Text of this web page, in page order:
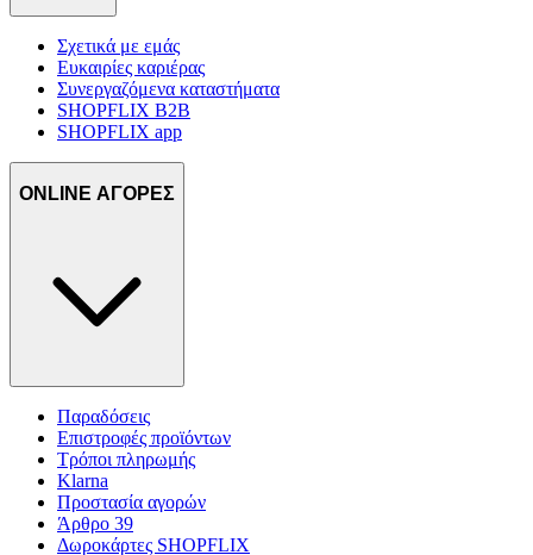
Σχετικά με εμάς
Ευκαιρίες καριέρας
Συνεργαζόμενα καταστήματα
SHOPFLIX B2B
SHOPFLIX app
ONLINE ΑΓΟΡΕΣ
Παραδόσεις
Επιστροφές προϊόντων
Τρόποι πληρωμής
Klarna
Προστασία αγορών
Άρθρο 39
Δωροκάρτες SHOPFLIX